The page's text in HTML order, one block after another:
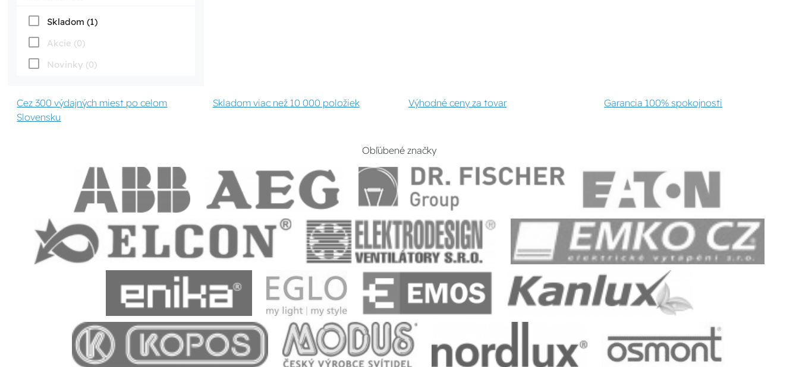
Skladom (1)
Akcie (0)
Novinky (0)
Cez 300 výdajných miest po celom
Slovensku
Skladom viac než 10 000 položiek Výhodné ceny za tovar Garancia 100% spokojnosti
Obľúbené značky